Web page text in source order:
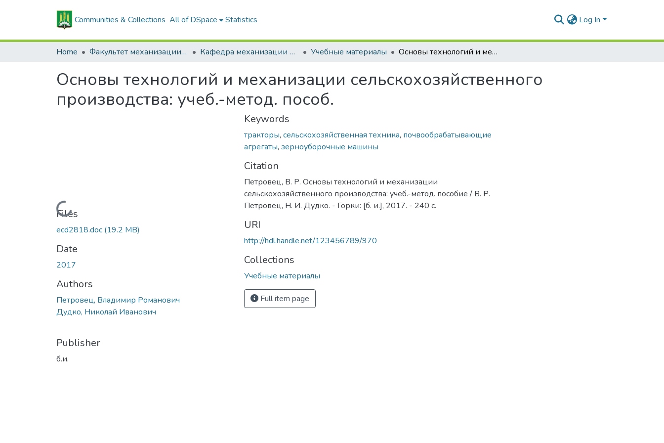
Communities & Collections All of DSpace Statistics Log In
Home Факультет механизации сельского хозяйства Кафедра механизации растениеводства и практического обучения Учебные материалы Основы технологий и механизации сельскохозяйственного производства: учеб.-метод. пособ.
Основы технологий и механизации сельскохозяйственного
производства: учеб.-метод. пособ.
Loading...
Files
ecd2818.doc (19.2 MB)
Date
2017
Authors
Петровец, Владимир Романович
Дудко, Николай Иванович
Publisher
б.и.
Keywords
тракторы, сельскохозяйственная техника, почвообрабатывающие
агрегаты, зерноуборочные машины
Citation
Петровец, В. Р. Основы технологий и механизации
сельскохозяйственного производства: учеб.-метод. пособие / В. Р.
Петровец, Н. И. Дудко. - Горки: [б. и.], 2017. - 240 с.
URI
http://hdl.handle.net/123456789/970
Collections
Учебные материалы
Full item page